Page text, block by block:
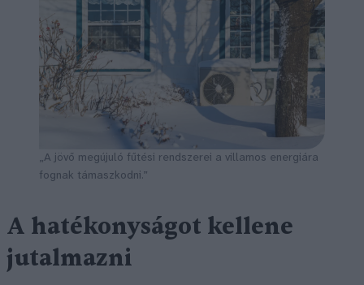
„A jövő megújuló fűtési rendszerei a villamos energiára
fognak támaszkodni.”
A hatékonyságot kellene
jutalmazni